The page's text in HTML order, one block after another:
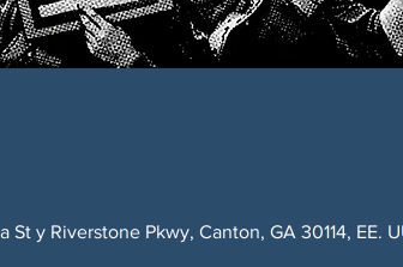
y Riverstone Pkwy, Canton, GA 30114, EE.